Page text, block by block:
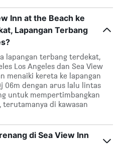
Inn at the Beach ke
Lapangan Terbang
lapangan terbang terdekat,
Los Angeles dan Sea View
menaiki kereta ke lapangan
06m dengan arus lalu lintas
untuk mempertimbangkan
terutamanya di kawasan
di Sea View Inn